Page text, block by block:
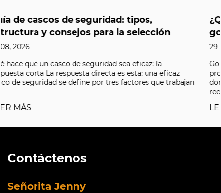
eficaz
trabajan
¿Qué hace que valga la pena elegir
gorras de seguridad ligeras y
Gorras de seguridad ligeras y transpirables. son
protectores diseñados para entornos de bajo
donde no es necesario un casco completo pero
Contáctenos
Señorita Jenny